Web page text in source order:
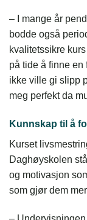
– I mange år
bodde også
kvalitetssikre
på tide å finne en
ikke ville gi slipp
meg perfekt da
Kunnskap til å
Kurset
Daghøyskolen
og motivasjon
som gjør dem